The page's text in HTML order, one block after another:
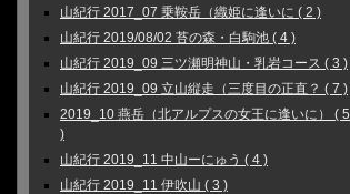
山紀行 2017_07 乗鞍岳（織姫に逢いに ( 2 )
山紀行 2019/08/02 苔の森・白駒池 ( 4 )
山紀行 2019_09 三ツ瀬明神山・乳岩コース ( 3 )
山紀行 2019_09 立山縦走（三度目の正直？ ( 7 )
2019_10 燕岳（北アルプスの女王に逢いに） ( 5
)
山紀行 2019_11 中山ーにゅう ( 4 )
山紀行 2019_11 伊吹山 ( 3 )